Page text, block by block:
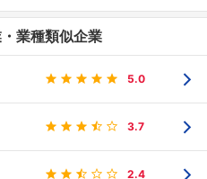
業種類似企業
5.0
3.7
2.4